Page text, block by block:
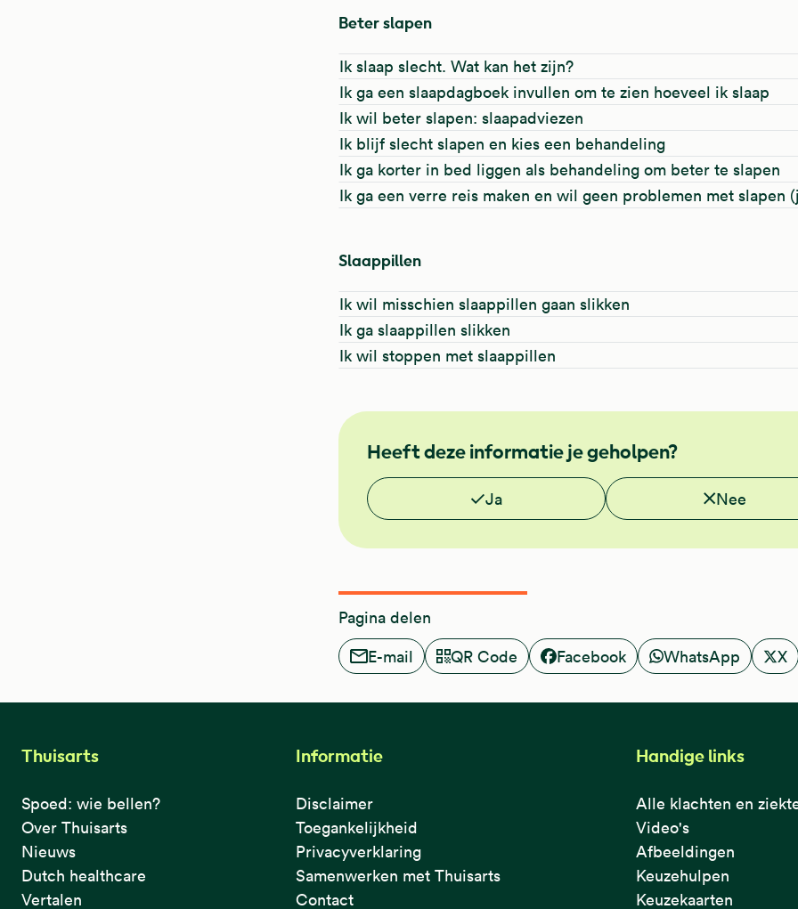
Beter slapen
Ik slaap slecht. Wat kan het zijn?
Ik ga een slaapdagboek invullen om te zien hoeveel ik slaap
Ik wil beter slapen: slaapadviezen
Ik blijf slecht slapen en kies een behandeling
Ik ga korter in bed liggen als behandeling om beter te slapen
Ik ga een verre reis maken en wil geen problemen met slapen
Slaappillen
Ik wil misschien slaappillen gaan slikken
Ik ga slaappillen slikken
Ik wil stoppen met slaappillen
NHG
Heeft deze informatie je geholpen?
Vond je deze informatie nuttig?
Ja Nee
Pagina delen
E-mail
QR Code Facebook WhatsApp X
Thuisarts
Spoed: wie bellen?
Over Thuisarts
Nieuws
Dutch healthcare
Vertalen
Informatie
Disclaimer
Toegankelijkheid
Privacyverklaring
Samenwerken met Thuisarts
Contact
Handige links
Alle klachten en
Video's
Afbeeldingen
Keuzehulpen
Keuzekaarten